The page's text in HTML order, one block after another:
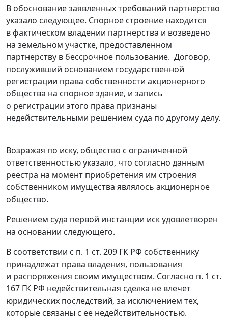
В обоснование заявленных требований партнерство
указало следующее. Спорное строение находится
в фактическом владении партнерства и возведено
на земельном участке, предоставленном
партнерству в бессрочное пользование. Договор,
послуживший основанием государственной
регистрации права собственности акционерного
общества на спорное здание, и запись
о регистрации этого права признаны
недействительными решением суда по другому делу.
Возражая по иску, общество с ограниченной
ответственностью указало, что согласно данным
реестра на момент приобретения им строения
собственником имущества являлось акционерное
общество.
Решением суда первой инстанции иск удовлетворен
на основании следующего.
В соответствии с п. 1 ст. 209 ГК РФ собственнику
принадлежат права владения, пользования
и распоряжения своим имуществом. Согласно п. 1 ст.
167 ГК РФ недействительная сделка не влечет
юридических последствий, за исключением тех,
которые связаны с ее недействительностью.